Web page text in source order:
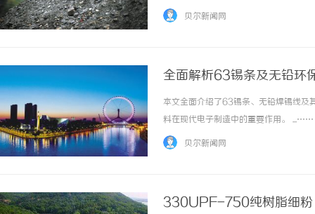
贝尔新闻网
全面解析63锡条及无铅环
本文全面介绍了63锡条、无铅焊锡线及
料在现代电子制造中的重要作用。 ...……
贝尔新闻网
330UPF-750纯树脂细粉